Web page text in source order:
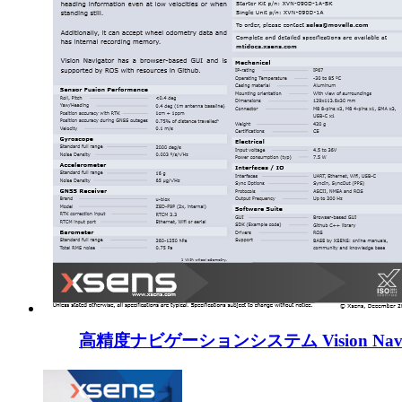
高精度ナビゲーションシステム Vision